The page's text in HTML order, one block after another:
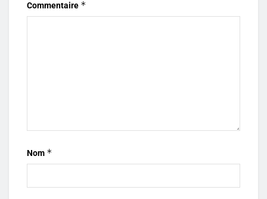
Commentaire *
Nom *